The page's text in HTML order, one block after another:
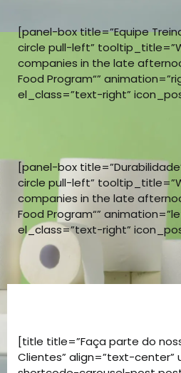
[panel-box title=”Equipe
circle pull-left”
companies in the late
Food Program“”
el_class=”text-right”
[panel-box
circle pull-left”
companies in the late
Food Program“”
el_class=”text-right”
[title title=”Faça parte do
Clientes” align=”text-center”